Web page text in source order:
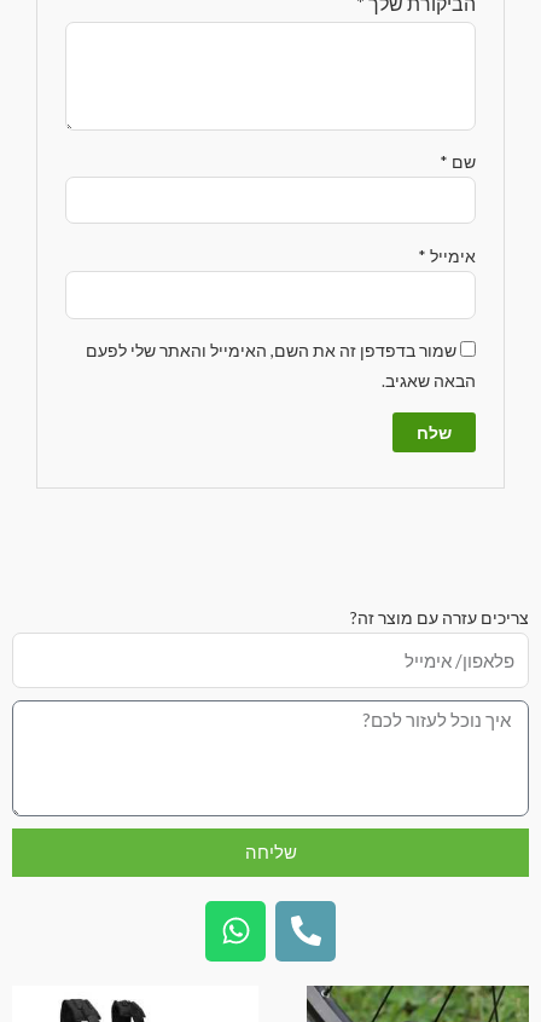
שם *
אימייל *
שמור בדפדפן זה את השם, האימייל והאתר שלי לפעם
הבאה שאגיב.
צריכים עזרה עם מוצר זה?
שליחה